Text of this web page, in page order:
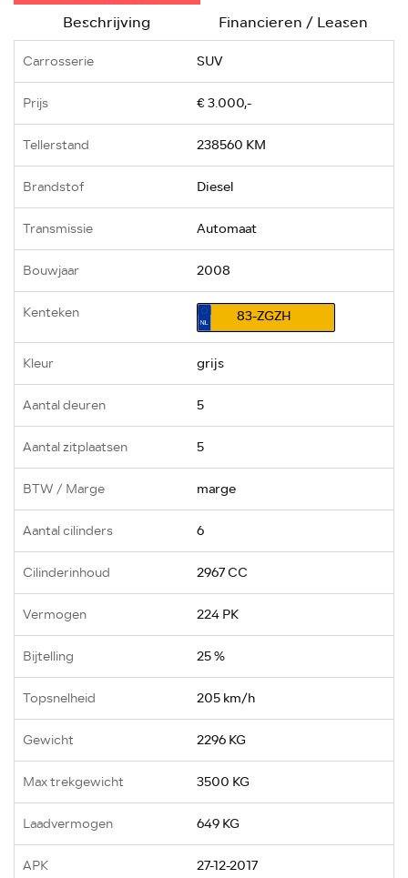
Beschrijving
Financieren / Leasen
Carrosserie SUV
Prijs € 3.000,-
Tellerstand 238560 KM
Brandstof Diesel
Transmissie Automaat
Bouwjaar 2008
Kenteken 83-ZGZH
Kleur grijs
Aantal deuren 5
Aantal zitplaatsen 5
BTW / Marge marge
Aantal cilinders 6
Cilinderinhoud 2967 CC
Vermogen 224 PK
Bijtelling 25 %
Topsnelheid 205 km/h
Gewicht 2296 KG
Max trekgewicht 3500 KG
Laadvermogen 649 KG
APK 27-12-2017